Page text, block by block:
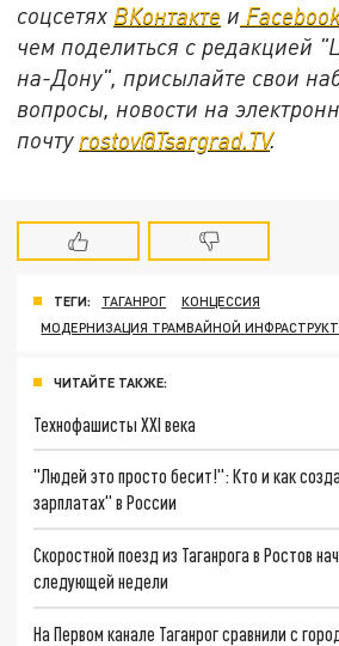
соцсетях ВКонтакте и
чем поделиться с редакцией
на-Дону", присылайте свои
вопросы, новости на
почту rostov@Tsargrad.TV.
ТЕГИ: ТАГАНРОГ
КОНЦЕССИЯ
МОДЕРНИЗАЦИЯ ТРАМВАЙНОЙ
ЧИТАЙТЕ ТАКЖЕ:
Технофашисты XXI века
"Людей это просто бесит!": Кто и как
зарплатах" в России
Скоростной поезд из Таганрога в Ростов
следующей недели
На Первом канале Таганрог сравнили с